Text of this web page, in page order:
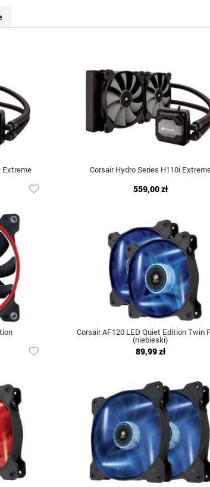
Extreme Corsair Hydro Series H110i
559,00 zł
Corsair AF120 LED Quiet Edition Twin
(niebieski)
89,99 zł